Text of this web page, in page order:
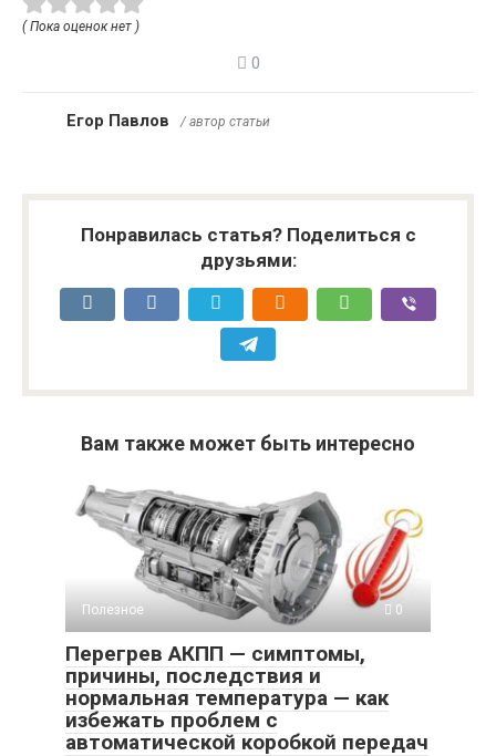
( Пока оценок нет )
0
Егор Павлов / автор статьи
Понравилась статья? Поделиться с
друзьями:
Вам также может быть интересно
Полезное 0
Перегрев АКПП — симптомы,
причины, последствия и
нормальная температура — как
избежать проблем с
автоматической коробкой передач